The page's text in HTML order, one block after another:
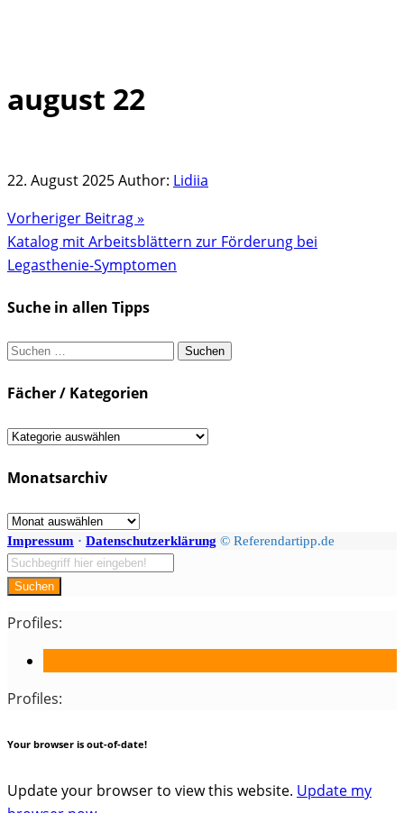
Skip
august 22
22. August 2025Author: Lidiia
Vorheriger Beitrag »
Katalog mit Arbeitsblättern zur Förderung bei
Legasthenie-Symptomen
Suche in allen Tipps
Suchen
Fächer / Kategorien
Fächer
Kategorien
Monatsarchiv
Monatsarchiv
Impressum · Datenschutzerklärung © Referendartipp.de
Suchen
Profiles:
Profiles:
Your browser is out-of-date!
Update your browser to view this website. Update my